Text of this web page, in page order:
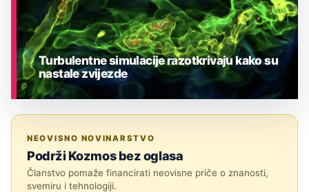
Turbulentne simulacije razotkrivaju kako su
nastale zvijezde
NEOVISNO NOVINARSTVO
Podrži Kozmos bez oglasa
Članstvo pomaže financirati neovisne priče o znanosti,
svemiru i tehnologiji.